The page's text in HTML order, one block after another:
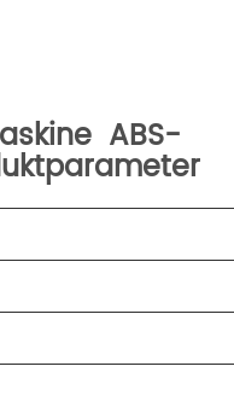
ABS-